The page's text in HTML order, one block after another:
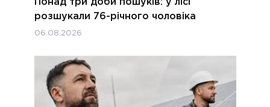
Понад три доби пошуків: у лісі
розшукали 76-річного чоловіка
06.08.2026